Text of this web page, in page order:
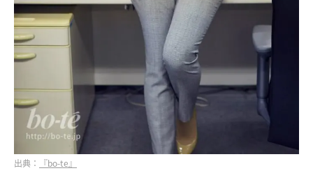
出典： 『bo-te』